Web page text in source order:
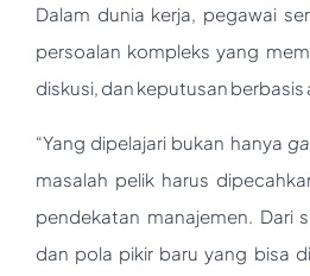
Dalam dunia kerja, pegawai
persoalan kompleks yang
diskusi, dan keputusan berbasis
“Yang dipelajari bukan hanya
masalah pelik harus
pendekatan manajemen. Dari
dan pola pikir baru yang bisa